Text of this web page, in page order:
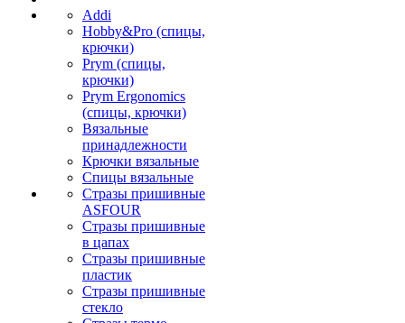
Addi
Hobby&Pro (спицы,
крючки)
Prym (спицы,
крючки)
Prym Ergonomics
(спицы, крючки)
Вязальные
принадлежности
Крючки вязальные
Спицы вязальные
Стразы пришивные
ASFOUR
Стразы пришивные
в цапах
Стразы пришивные
пластик
Стразы пришивные
стекло